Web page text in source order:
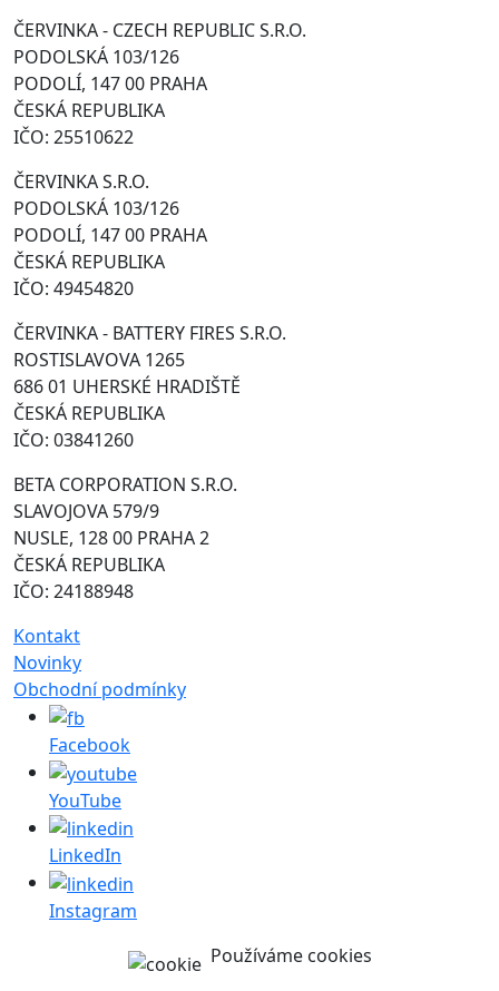
ČERVINKA - CZECH REPUBLIC S.R.O.
PODOLSKÁ 103/126
PODOLÍ, 147 00 PRAHA
ČESKÁ REPUBLIKA
IČO: 25510622
ČERVINKA S.R.O.
PODOLSKÁ 103/126
PODOLÍ, 147 00 PRAHA
ČESKÁ REPUBLIKA
IČO: 49454820
ČERVINKA - BATTERY FIRES S.R.O.
ROSTISLAVOVA 1265
686 01 UHERSKÉ HRADIŠTĚ
ČESKÁ REPUBLIKA
IČO: 03841260
BETA CORPORATION S.R.O.
SLAVOJOVA 579/9
NUSLE, 128 00 PRAHA 2
ČESKÁ REPUBLIKA
IČO: 24188948
Kontakt
Novinky
Obchodní podmínky
Facebook
YouTube
LinkedIn
Instagram
Používáme cookies